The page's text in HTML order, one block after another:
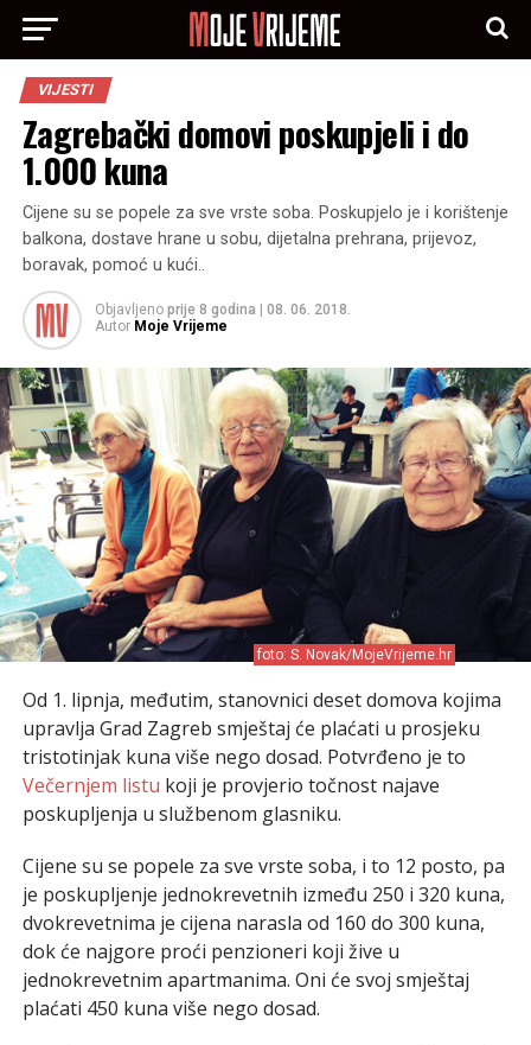
VIJESTI
Zagrebački domovi poskupjeli i do
1.000 kuna
Cijene su se popele za sve vrste soba. Poskupjelo je i korištenje
balkona, dostave hrane u sobu, dijetalna prehrana, prijevoz,
boravak, pomoć u kući..
Objavljeno prije 8 godina
08. 06. 2018.
Autor Moje Vrijeme
foto: S. Novak/MojeVrijeme.hr
Od 1. lipnja, međutim, stanovnici deset domova kojima
upravlja Grad Zagreb smještaj će plaćati u prosjeku
tristotinjak kuna više nego dosad. Potvrđeno je to
Večernjem listu koji je provjerio točnost najave
poskupljenja u službenom glasniku.
Cijene su se popele za sve vrste soba, i to 12 posto, pa
je poskupljenje jednokrevetnih između 250 i 320 kuna,
dvokrevetnima je cijena narasla od 160 do 300 kuna,
dok će najgore proći penzioneri koji žive u
jednokrevetnim apartmanima. Oni će svoj smještaj
plaćati 450 kuna više nego dosad.